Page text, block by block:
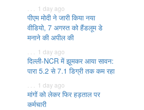
. . . 1 day ago
पीएम मोदी ने जारी किया नया
वीडियो, 7 अगस्त को हैंडलूम डे
मनाने की अपील की
. . . 1 day ago
दिल्ली-NCR में झूमकर आया सावन:
पारा 5.2 से 7.1 डिग्री तक कम रहा
. . . 1 day ago
मांगों को लेकर फिर हड़ताल पर
कर्मचारी